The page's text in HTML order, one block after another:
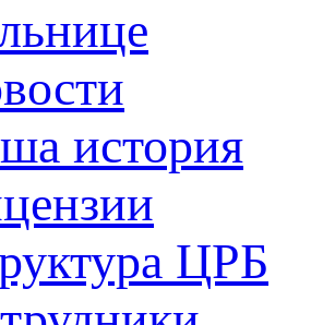
история
ЦРБ